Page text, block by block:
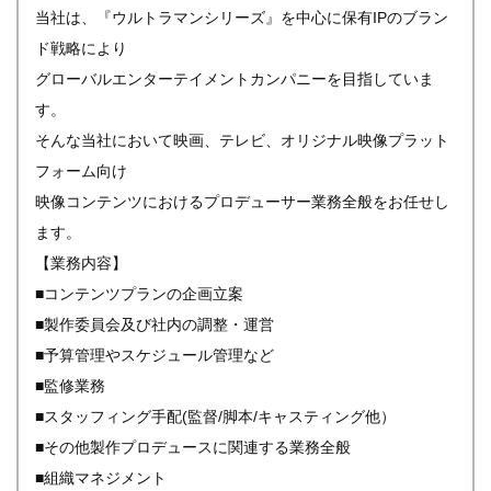
当社は、『ウルトラマンシリーズ』を中心に保有IPのブラン
ド戦略により
グローバルエンターテイメントカンパニーを目指していま
す。
そんな当社において映画、テレビ、オリジナル映像プラット
フォーム向け
映像コンテンツにおけるプロデューサー業務全般をお任せし
ます。
【業務内容】
■コンテンツプランの企画立案
■製作委員会及び社内の調整・運営
■予算管理やスケジュール管理など
■監修業務
■スタッフィング手配(監督/脚本/キャスティング他）
■その他製作プロデュースに関連する業務全般
■組織マネジメント